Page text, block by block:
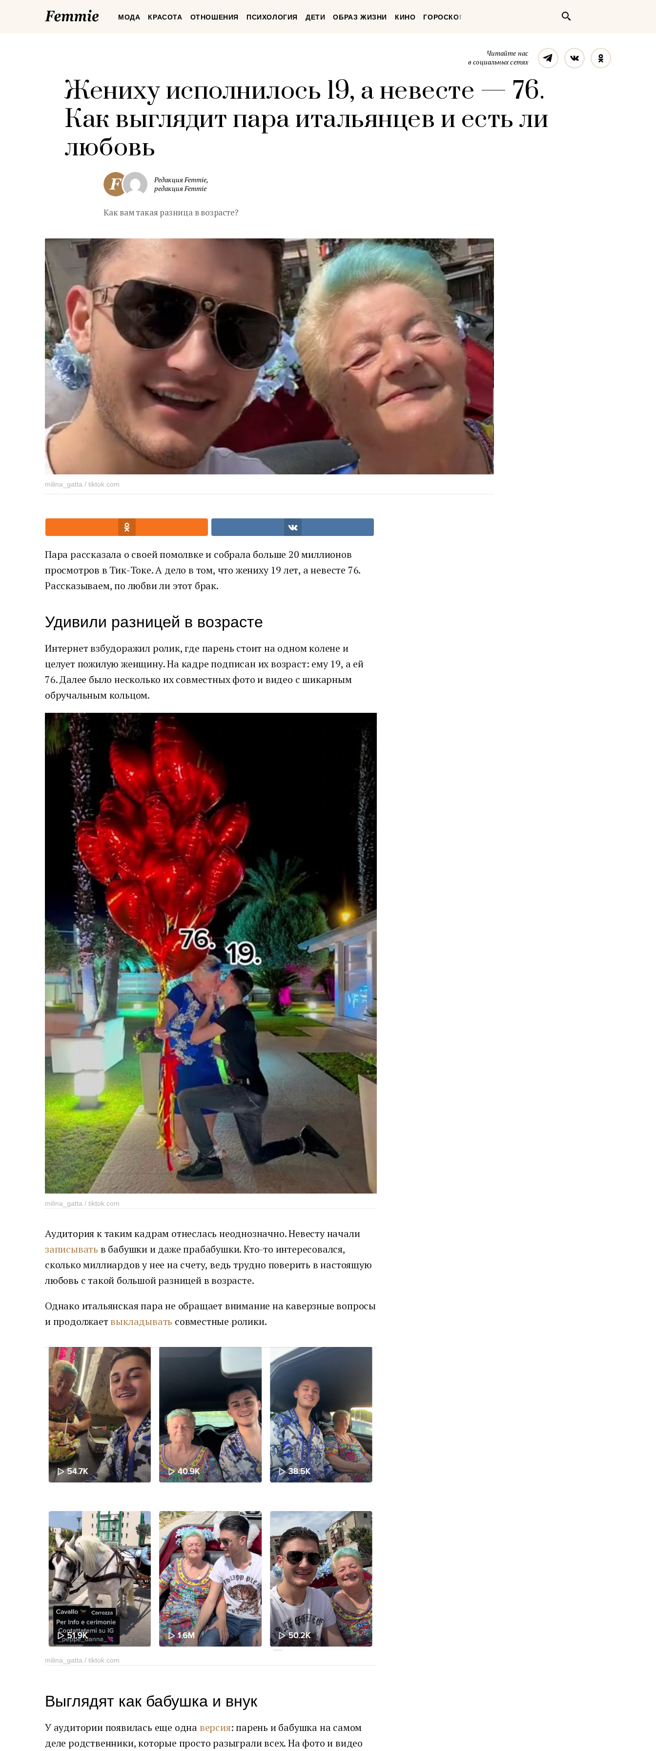
FemmieМОДА КРАСОТА ОТНОШЕНИЯ ПСИХОЛОГИЯ ДЕТИ ОБРАЗ ЖИЗНИ КИНО ГОРОСКОП
Читайте нас
в социальных сетях
ТелеграмВконтакте
Жениху исполнилось 19, а невесте — 76.
Как выглядит пара итальянцев и есть ли
любовь
Редакция Femmie,
редакция Femmie
Как вам такая разница в возрасте?
milina_gatta / tiktok.com
Пара рассказала о своей помолвке и собрала больше 20 миллионов
просмотров в Тик-Токе. А дело в том, что жениху 19 лет, а невесте 76.
Рассказываем, по любви ли этот брак.
Удивили разницей в возрасте
Интернет взбудоражил ролик, где парень стоит на одном колене и
целует пожилую женщину. На кадре подписан их возраст: ему 19, а ей
76. Далее было несколько их совместных фото и видео с шикарным
обручальным кольцом.
milina_gatta / tiktok.com
Аудитория к таким кадрам отнеслась неоднозначно. Невесту начали
записывать в бабушки и даже прабабушки. Кто-то интересовался,
сколько миллиардов у нее на счету, ведь трудно поверить в настоящую
любовь с такой большой разницей в возрасте.
Однако итальянская пара не обращает внимание на каверзные вопросы
и продолжаетвыкладывать совместные ролики.
milina_gatta / tiktok.com
Выглядят как бабушка и внук
У аудитории появилась еще однаверсия: парень и бабушка на самом
деле родственники, которые просто разыграли всех. На фото и видео